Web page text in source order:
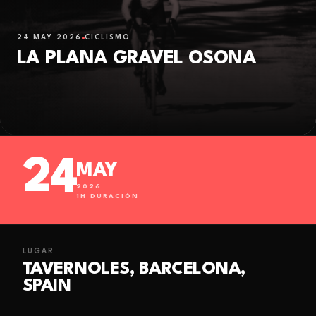
24 MAY 2026 CICLISMO
LA PLANA GRAVEL OSONA
24MAY
2026
1H DURACIÓN
LUGAR
TAVERNOLES, BARCELONA,
SPAIN